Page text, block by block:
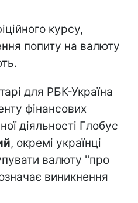
курсу,
попиту на валюту
для РБК-Україна
фінансових
діяльності Глобус
, окремі українці
валюту ''про
виникнення